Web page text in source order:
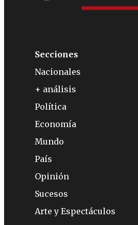
Secciones
Nacionales
+ análisis
Política
Economía
Mundo
País
Opinión
Sucesos
Arte y Espectáculos